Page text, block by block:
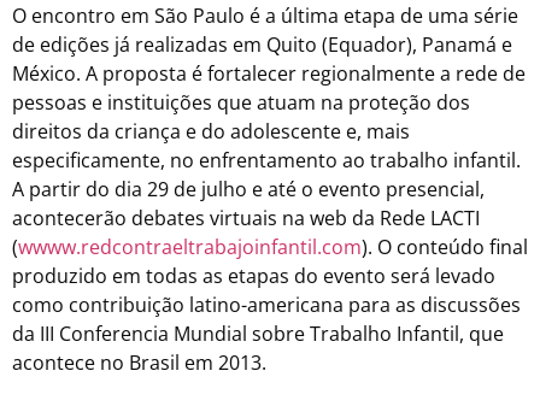
O encontro em São Paulo é a última etapa de uma série
de edições já realizadas em Quito (Equador), Panamá e
México. A proposta é fortalecer regionalmente a rede de
pessoas e instituições que atuam na proteção dos
direitos da criança e do adolescente e, mais
especificamente, no enfrentamento ao trabalho infantil.
A partir do dia 29 de julho e até o evento presencial,
acontecerão debates virtuais na web da Rede LACTI
(wwww.redcontraeltrabajoinfantil.com). O conteúdo final
produzido em todas as etapas do evento será levado
como contribuição latino-americana para as discussões
da III Conferencia Mundial sobre Trabalho Infantil, que
acontece no Brasil em 2013.